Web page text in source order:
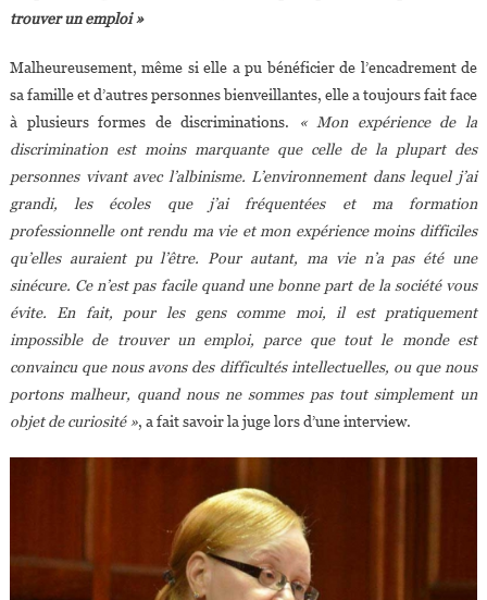
trouver un emploi »
Malheureusement, même si elle a pu bénéficier de l’encadrement de
sa famille et d’autres personnes bienveillantes, elle a toujours fait face
à plusieurs formes de discriminations.
« Mon expérience de la
discrimination est moins marquante que celle de la plupart des
personnes vivant avec l’albinisme. L’environnement dans lequel j’ai
grandi, les écoles que j’ai fréquentées et ma formation
professionnelle ont rendu ma vie et mon expérience moins difficiles
qu’elles auraient pu l’être. Pour autant, ma vie n’a pas été une
sinécure. Ce n’est pas facile quand une bonne part de la société vous
évite. En fait, pour les gens comme moi, il est pratiquement
impossible de trouver un emploi, parce que tout le monde est
convaincu que nous avons des difficultés intellectuelles, ou que nous
portons malheur, quand nous ne sommes pas tout simplement un
objet de curiosité », a fait savoir la juge lors d’une interview.